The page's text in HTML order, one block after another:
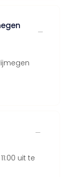
uit te